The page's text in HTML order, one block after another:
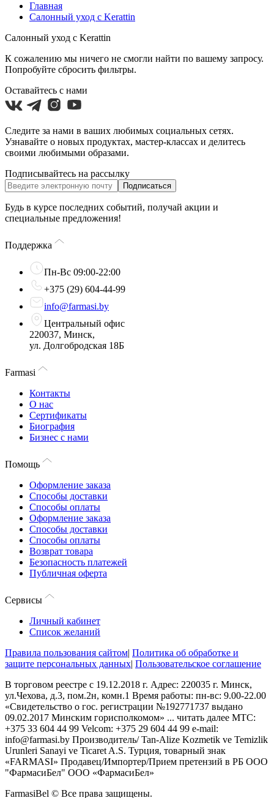
Главная
Салонный уход с Kerattin
Салонный уход с Kerattin
К сожалению мы ничего не смогли найти по вашему запросу.
Попробуйте сбросить фильтры.
Оставайтесь с нами
Следите за нами в ваших любимых социальных сетях.
Узнавайте о новых продуктах, мастер-классах и делитесь
своими любимыми образами.
Подписывайтесь на рассылку
Подписаться
Будь в курсе последних событий, получай акции и
специальные предложения!
Поддержка
Пн-Вс 09:00-22:00
+375 (29) 604-44-99
info@farmasi.by
Центральный офис
220037, Минск,
ул. Долгобродская 18Б
Farmasi
Контакты
О нас
Сертификаты
Биография
Бизнес с нами
Помощь
Оформление заказа
Способы доставки
Способы оплаты
Оформление заказа
Способы доставки
Способы оплаты
Возврат товара
Безопасность платежей
Публичная оферта
Сервисы
Личный кабинет
Список желаний
Правила пользования сайтом| Политика об обработке и
защите персональных данных| Пользовательское соглашение
В торговом реестре с 19.12.2018 г. Адрес: 220035 г. Минск,
ул.Чехова, д.3, пом.2н, комн.1 Время работы: пн-вс: 9.00-22.00
«Свидетельство о гос. регистрации №192771737 выдано
09.02.2017 Минским горисполкомом» ... читать далее МТС:
+375 33 604 44 99 Velcom: +375 29 604 44 99 e-mail:
info@farmasi.by Производитель/ Tan-Alize Kozmetik ve Temizlik
Urunleri Sanayi ve Ticaret A.S. Турция, товарный знак
«FARMASI» Продавец/Импортер/Прием претензий в РБ ООО
"ФармасиБел" ООО «ФармасиБел»
FarmasiBel © Все права защищены.